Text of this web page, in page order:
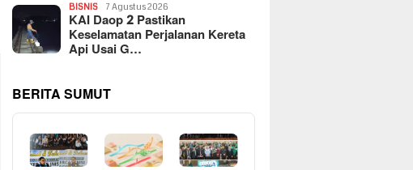
BISNIS 7 Agustus 2026
KAI Daop 2 Pastikan
Keselamatan Perjalanan Kereta
Api Usai G…
BERITA SUMUT